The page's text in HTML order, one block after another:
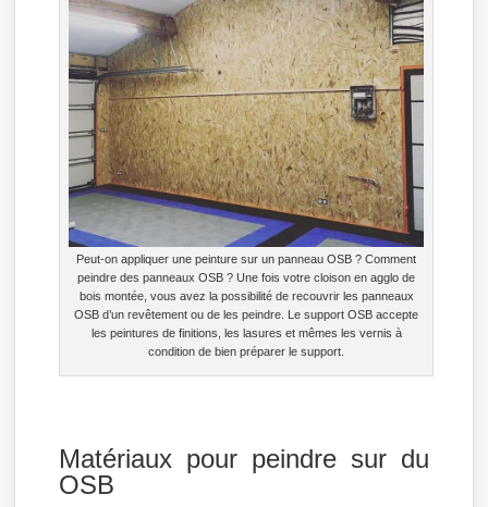
Peut-on appliquer une peinture sur un panneau OSB ? Comment
peindre des panneaux OSB ? Une fois votre cloison en agglo de
bois montée, vous avez la possibilité de recouvrir les panneaux
OSB d’un revêtement ou de les peindre. Le support OSB accepte
les peintures de finitions, les lasures et mêmes les vernis à
condition de bien préparer le support.
Matériaux pour peindre sur du
OSB